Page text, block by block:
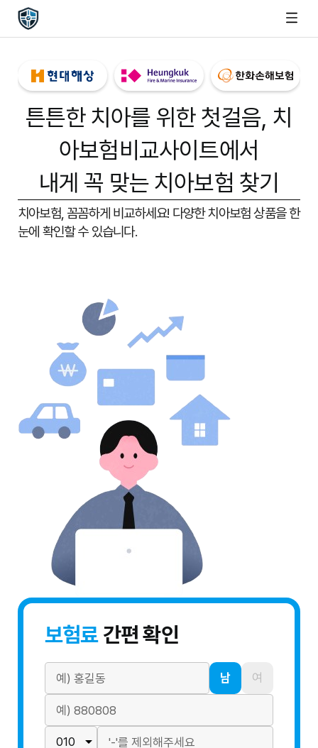
튼튼한 치아를 위한 첫걸음, 치
아보험비교사이트에서
내게 꼭 맞는 치아보험 찾기
치아보험, 꼼꼼하게 비교하세요! 다양한 치아보험 상품을 한
눈에 확인할 수 있습니다.
보험료간편 확인
남 여